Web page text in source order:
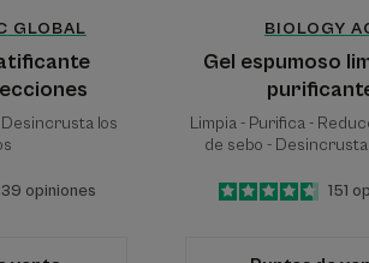
GLOBAL
los
opiniones
BIOLOGY
Gel espumoso
Limpia - Purifica -
de sebo -
4.7
/5
151